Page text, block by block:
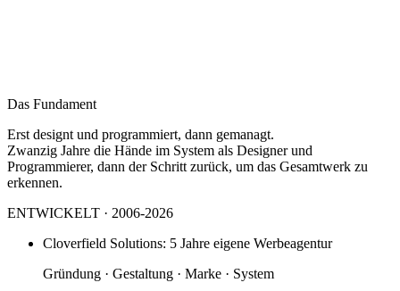
Das Fundament
Erst designt und programmiert, dann gemanagt.
Zwanzig Jahre die Hände im System als Designer und
Programmierer, dann der Schritt zurück, um das Gesamtwerk zu
erkennen.
ENTWICKELT · 2006-2026
Cloverfield Solutions: 5 Jahre eigene Werbeagentur
Gründung · Gestaltung · Marke · System